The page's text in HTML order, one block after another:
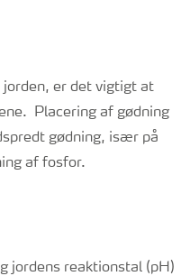
er det vigtigt at
Placering af gødning
gødning, især på
af fosfor.
jordens reaktionstal (pH)